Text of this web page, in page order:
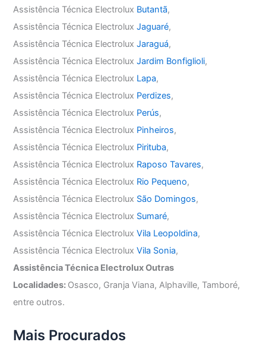
Assistência Técnica Electrolux Butantã,
Assistência Técnica ElectroluxJaguaré,
Assistência Técnica ElectroluxJaraguá,
Assistência Técnica ElectroluxJardim Bonfiglioli,
Assistência Técnica Electrolux Lapa,
Assistência Técnica Electrolux Perdizes,
Assistência Técnica Electrolux Perús,
Assistência Técnica Electrolux Pinheiros,
Assistência Técnica Electrolux Pirituba,
Assistência Técnica Electrolux Raposo Tavares,
Assistência Técnica Electrolux Rio Pequeno,
Assistência Técnica Electrolux São Domingos,
Assistência Técnica Electrolux Sumaré,
Assistência Técnica ElectroluxVila Leopoldina,
Assistência Técnica ElectroluxVila Sonia,
Assistência Técnica Electrolux Outras
Localidades: Osasco, Granja Viana, Alphaville, Tamboré,
entre outros.
Mais Procurados